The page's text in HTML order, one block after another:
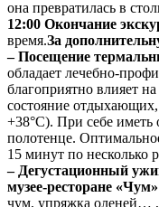
она превратилась в
12:00 Окончание
время.За
– Посещение
обладает лечебно-
благоприятно влияет
состояние
+38°С). При себе иметь
полотенце.
15 минут по несколько
– Дегустационный
музее-ресторане «Чум»
чум, упряжка оленей…